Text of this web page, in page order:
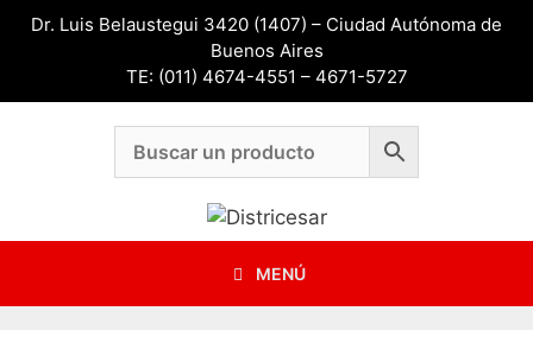
SaltarDr. Luis Belaustegui 3420 (1407) – Ciudad Autónoma de
Buenos Aires
TE: (011) 4674-4551 – 4671-5727
MENÚ